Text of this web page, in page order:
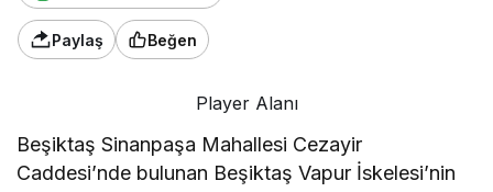
Paylaş Beğen
Player Alanı
Beşiktaş Sinanpaşa Mahallesi Cezayir
Caddesi’nde bulunan Beşiktaş Vapur İskelesi’nin